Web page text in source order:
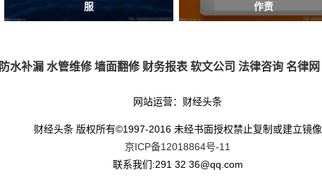
服
作责
防水补漏 水管维修 墙面翻修 财务报表 软文公司 法律咨询 名律网
网站运营：财经头条
财经头条 版权所有©1997-2016 未经书面授权禁止复制或建立镜像
京ICP备12018864号-11
联系我们:291 32 36@qq.com